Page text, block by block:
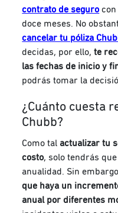
contrato de seguro
doce meses. No
cancelar tu póliza
decidas, por ello,te
las fechas de inicio y
podrás tomar la
¿Cuánto cuesta
Chubb?
Como tal actualizar tu
costo, solo tendrás
anualidad. Sin
que haya un
anual por diferentes